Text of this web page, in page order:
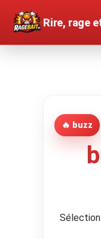
Rire, rage
🔥 buzz